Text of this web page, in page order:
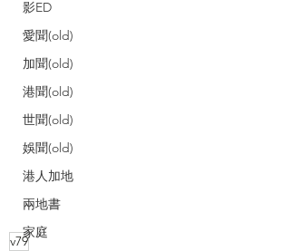
影ED
愛聞(old)
加聞(old)
港聞(old)
世聞(old)
娛聞(old)
港人加地
兩地書
家庭
v79